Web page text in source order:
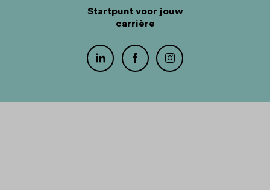
Startpunt voor jouw
carrière